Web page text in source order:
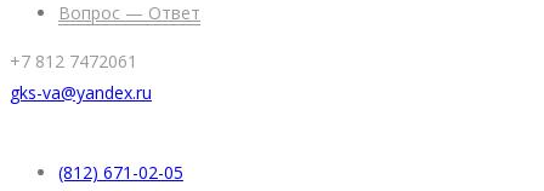
Вопрос — Ответ
+7 812 7472061
gks-va@yandex.ru
(812) 671-02-05